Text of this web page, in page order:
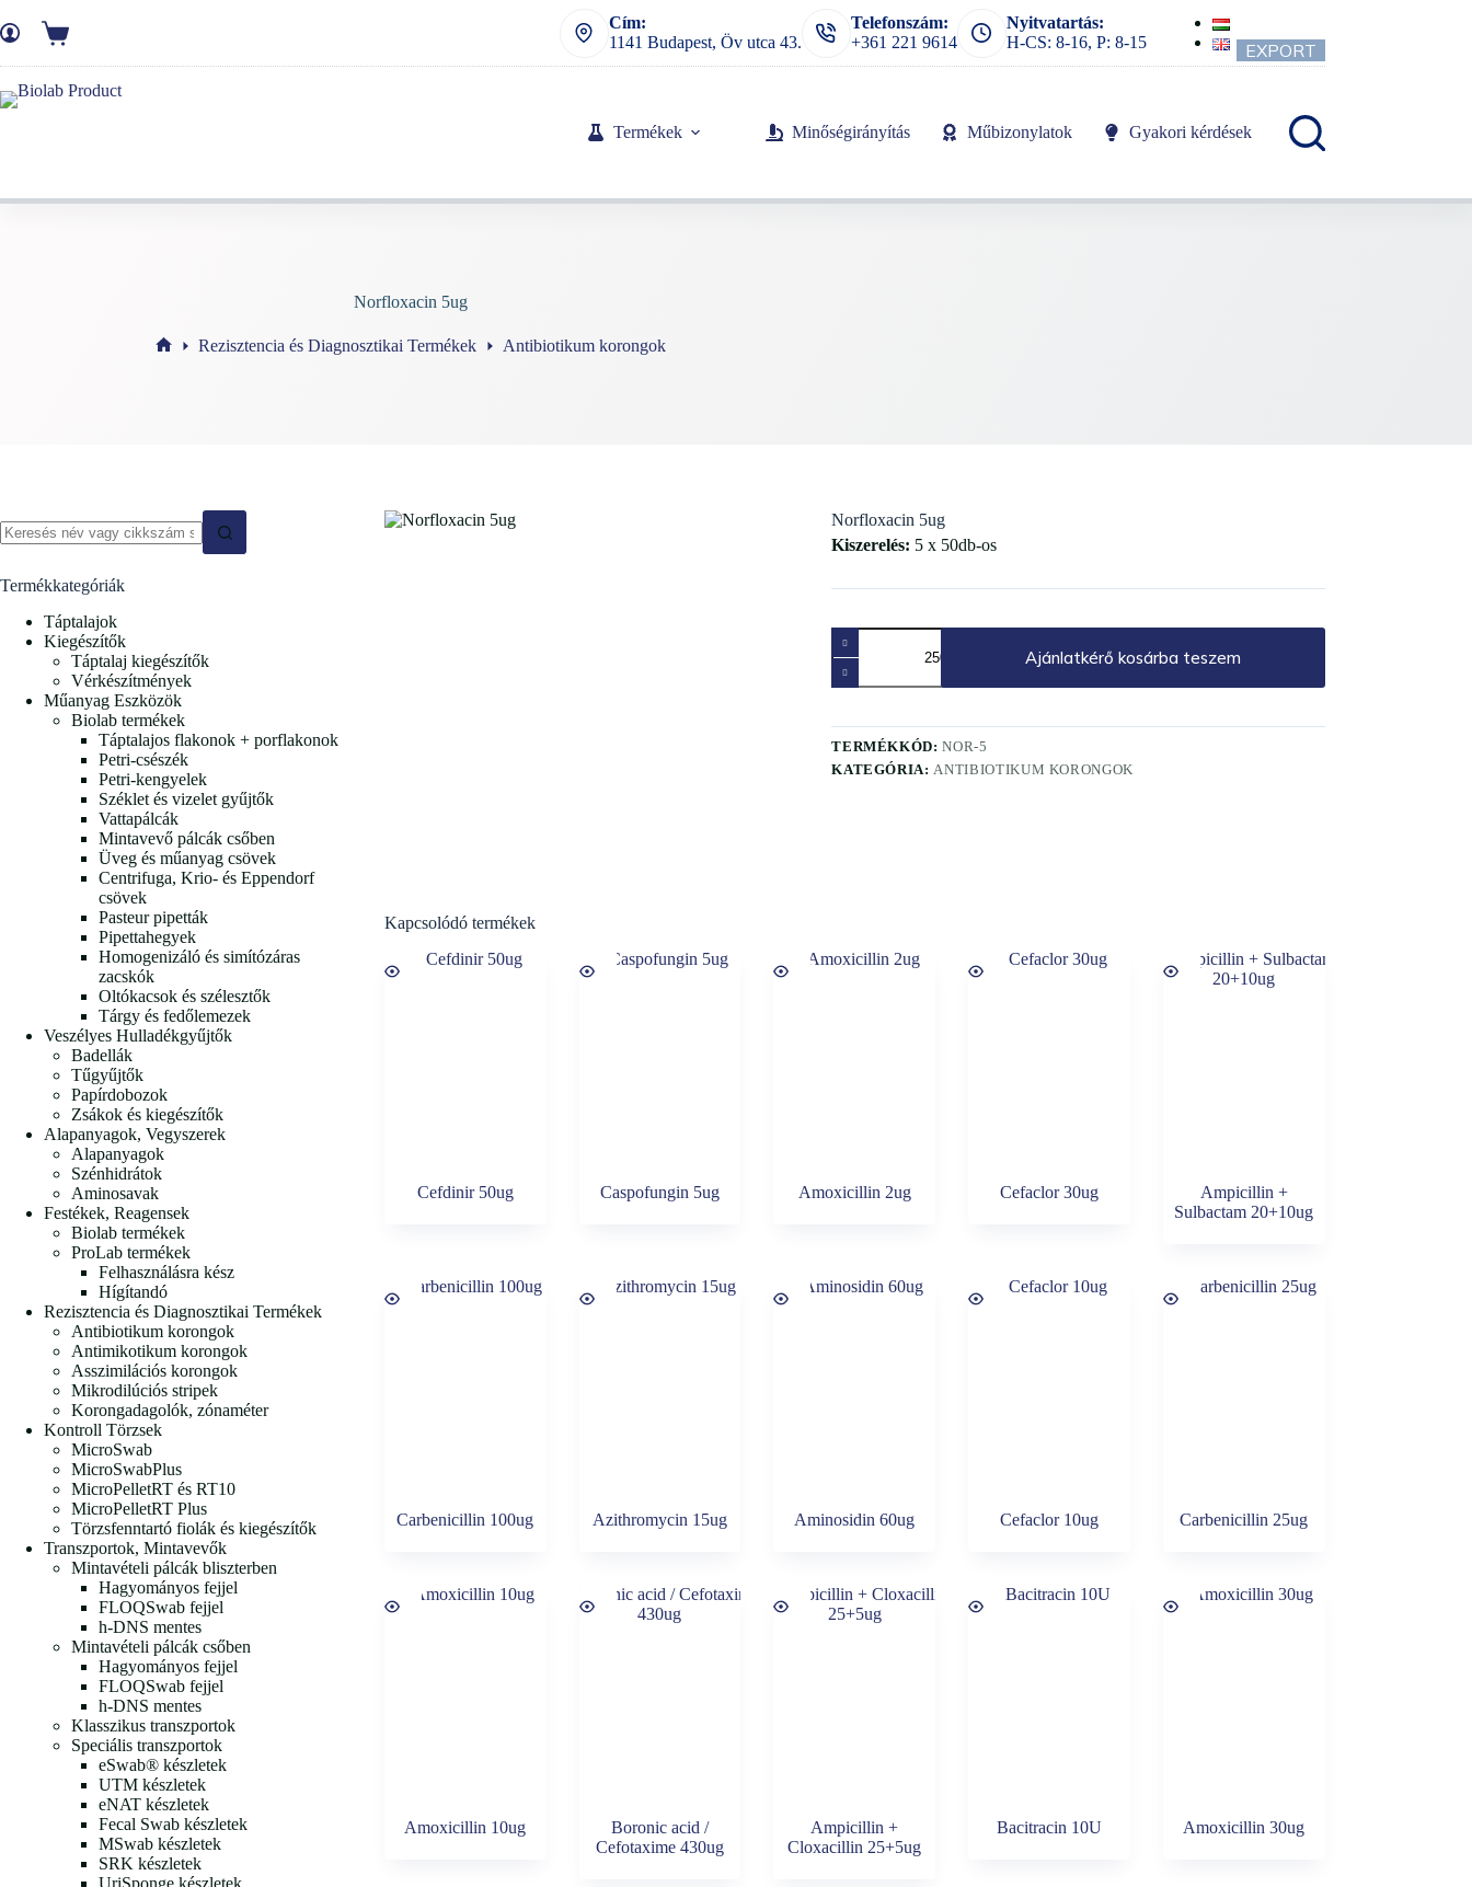
Cím:
1141 Budapest, Öv utca 43.
Telefonszám:
+361 221 9614
Nyitvatartás:
H-CS: 8-16, P: 8-15
EXPORT
Termékek Minőségirányítás Műbizonylatok Gyakori kérdések
Norfloxacin 5ug
Rezisztencia és Diagnosztikai Termékek Antibiotikum korongok
Norfloxacin 5ug
Kiszerelés: 5 x 50db-os
Ajánlatkérő kosárba teszem
TERMÉKKÓD:NOR-5
KATEGÓRIA:ANTIBIOTIKUM KORONGOK
Kapcsolódó termékek
Cefdinir 50ug Caspofungin 5ug Amoxicillin 2ug Cefaclor 30ug
Ampicillin +
Sulbactam 20+10ug
Carbenicillin 100ug Azithromycin 15ug Aminosidin 60ug Cefaclor 10ug Carbenicillin 25ug
Amoxicillin 10ug
Boronic acid /
Cefotaxime 430ug
Ampicillin +
Cloxacillin 25+5ug
Bacitracin 10U Amoxicillin 30ug
Termékkategóriák
Táptalajok
Kiegészítők
Táptalaj kiegészítők
Vérkészítmények
Műanyag Eszközök
Biolab termékek
Táptalajos flakonok + porflakonok
Petri-csészék
Petri-kengyelek
Széklet és vizelet gyűjtők
Vattapálcák
Mintavevő pálcák csőben
Üveg és műanyag csövek
Centrifuga, Krio- és Eppendorf
csövek
Pasteur pipetták
Pipettahegyek
Homogenizáló és simítózáras
zacskók
Oltókacsok és szélesztők
Tárgy és fedőlemezek
Veszélyes Hulladékgyűjtők
Badellák
Tűgyűjtők
Papírdobozok
Zsákok és kiegészítők
Alapanyagok, Vegyszerek
Alapanyagok
Szénhidrátok
Aminosavak
Festékek, Reagensek
Biolab termékek
ProLab termékek
Felhasználásra kész
Hígítandó
Rezisztencia és Diagnosztikai Termékek
Antibiotikum korongok
Antimikotikum korongok
Asszimilációs korongok
Mikrodilúciós stripek
Korongadagolók, zónaméter
Kontroll Törzsek
MicroSwab
MicroSwabPlus
MicroPelletRT és RT10
MicroPelletRT Plus
Törzsfenntartó fiolák és kiegészítők
Transzportok, Mintavevők
Mintavételi pálcák bliszterben
Hagyományos fejjel
FLOQSwab fejjel
h-DNS mentes
Mintavételi pálcák csőben
Hagyományos fejjel
FLOQSwab fejjel
h-DNS mentes
Klasszikus transzportok
Speciális transzportok
eSwab® készletek
UTM készletek
eNAT készletek
Fecal Swab készletek
MSwab készletek
SRK készletek
UriSponge készletek